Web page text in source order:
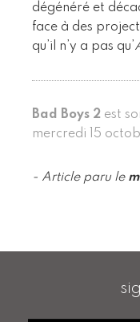
dégénéré et
face à des
qu’il n’y a pas qu’
Bad Boys 2 est
mercredi 15
- Article paru le